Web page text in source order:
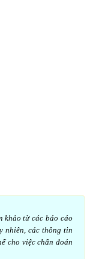
khảo từ các báo cáo
nhiên, các thông tin
cho việc chẩn đoán